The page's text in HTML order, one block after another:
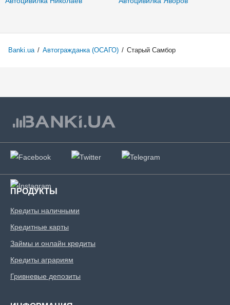
Banki.ua / Автогражданка (ОСАГО) / Старый Самбор
ПРОДУКТЫ
Кредиты наличными
Кредитные карты
Займы и онлайн кредиты
Кредиты аграриям
Гривневые депозиты